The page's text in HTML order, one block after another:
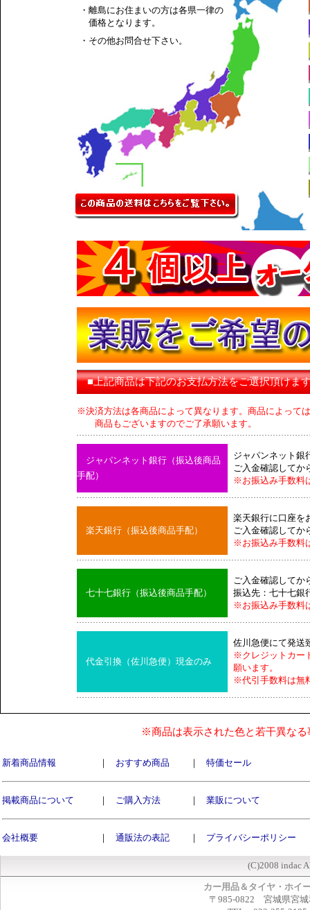
・離島にお住まいの方は各県一律の
価格となります。
・その他お問合せ下さい。
■上記商品は下記のお支払方法をご選択頂けま
※決済方法は各商品によって異なります。商品によって
商品もございますのでご了承願います。
ジャパンネット銀行（振込後商品
手配）
ジャパンネット銀
ご入金確認してか
※お振込み手数料
楽天銀行（振込後商品手配）
楽天銀行に口座を
ご入金確認してか
※お振込み手数料
七十七銀行（振込後商品手配）
ご入金確認してか
振込先：七十七銀
※お振込み手数料
代金引換（佐川急便）現金のみ
佐川急便にて発送
※クレジットカー
願います。
※代引手数料は無
※商品は表示された色と若干異な
新着商品情報 ｜ おすすめ商品 ｜ 特価セール
掲載商品について ｜ ご購入方法 ｜ 業販について
会社概要 ｜ 通販法の表記 ｜ プライバシーポリシー
(C)2008 indac
カー用品＆タイヤ・ホイ
〒985-0822 宮城県宮城